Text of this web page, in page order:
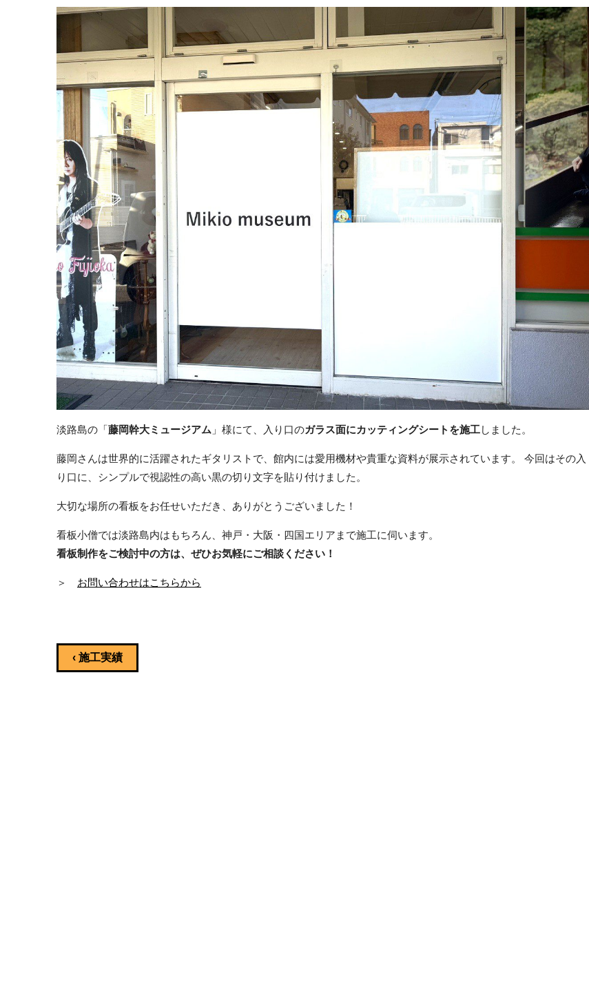
淡路島の「藤岡幹大ミュージアム 」様にて、入り口のガラス面にカッティングシートを施工しました。
藤岡さんは世界的に活躍されたギタリストで、館内には愛用機材や貴重な資料が展示されています。 今回はその入
り口に、シンプルで視認性の高い黒の切り文字を貼り付けました。
大切な場所の看板をお任せいただき、ありがとうございました！
看板小僧では淡路島内はもちろん、神戸・大阪・四国エリアまで施工に伺います。
看板制作をご検討中の方は、ぜひお気軽にご相談ください！
＞ お問い合わせはこちらから
‹ 施工実績